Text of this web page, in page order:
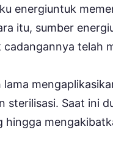
energiuntuk
itu, sumber
telah
lama
Saat ini